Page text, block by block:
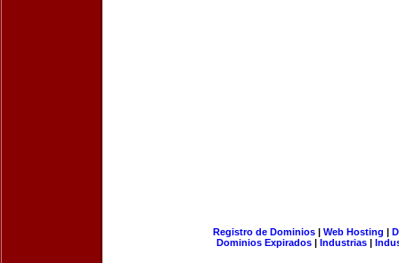
Registro de Dominios| Web Hosting |
Dominios Expirados | Industrias |